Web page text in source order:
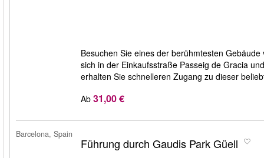
Besuchen Sie eines der berühmtesten
sich in der Einkaufsstraße Passeig de Gracia
erhalten Sie schnelleren Zugang zu dieser
Ab 31,00 €
Barcelona, Spain
Führung durch Gaudis Park Güell